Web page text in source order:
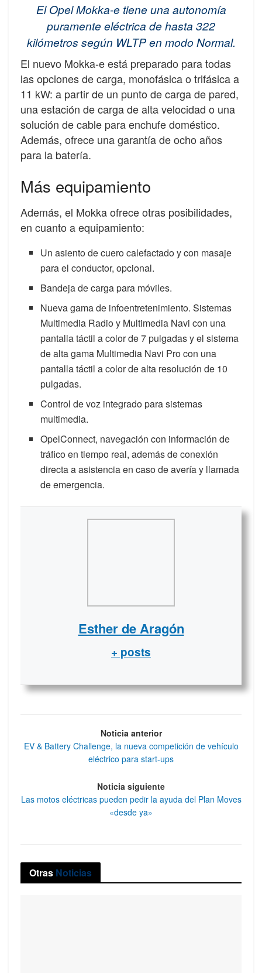
El Opel Mokka-e tiene una autonomía
puramente eléctrica de hasta 322
kilómetros según WLTP en modo Normal.
El nuevo Mokka-e está preparado para todas
las opciones de carga, monofásica o trifásica a
11 kW: a partir de un punto de carga de pared,
una estación de carga de alta velocidad o una
solución de cable para enchufe doméstico.
Además, ofrece una garantía de ocho años
para la batería.
Más equipamiento
Además, el Mokka ofrece otras posibilidades,
en cuanto a equipamiento:
Un asiento de cuero calefactado y con masaje
para el conductor, opcional.
Bandeja de carga para móviles.
Nueva gama de infoentretenimiento. Sistemas
Multimedia Radio y Multimedia Navi con una
pantalla táctil a color de 7 pulgadas y el sistema
de alta gama Multimedia Navi Pro con una
pantalla táctil a color de alta resolución de 10
pulgadas.
Control de voz integrado para sistemas
multimedia.
OpelConnect, navegación con información de
tráfico en tiempo real, además de conexión
directa a asistencia en caso de avería y llamada
de emergencia.
Esther de Aragón
+ posts
Noticia anterior
EV & Battery Challenge, la nueva competición de vehículo
eléctrico para start-ups
Noticia siguiente
Las motos eléctricas pueden pedir la ayuda del Plan Moves
«desde ya»
Otras Noticias